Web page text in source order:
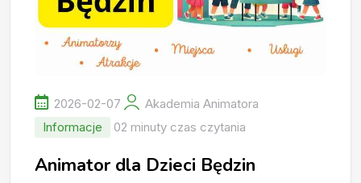
2026-02-07
Akademia Animatora
Informacje
02 minuty czas czytania
Animator dla Dzieci Będzin